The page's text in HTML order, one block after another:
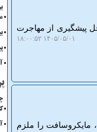
پیشگیری از مهاجرت
۱۴۰۵/۰۵/۰۱ ۱۸:۰۰:۵۲
مایکروسافت را ملزم